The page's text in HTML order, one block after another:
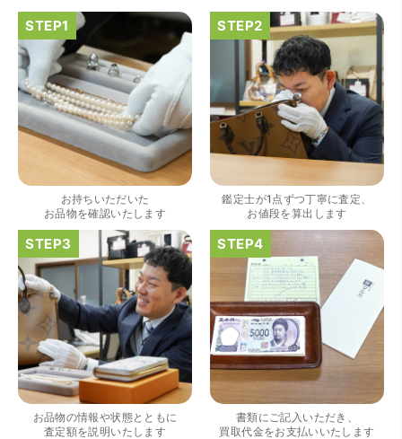
（大阪府大阪市）きれいにして頂いたうえで質入れ金額を
出していただいたのが初めてで感動しました。
（大阪府大阪市）すごく丁寧に対応して頂きました。 ホー
ムページの皆様の評価がとても良かったので、質屋自体初
めての利用でしたが、対応して頂きました担当の方もすご
く良かったです。 これから質屋をご利用される方は是非オ
ススメです。
お持ちいただいた
お品物を確認いたします
鑑定士が1点ずつ丁寧に査定、
お値段を算出します
お品物の情報や状態とともに
査定額を説明いたします
書類にご記入いただき、
買取代金をお支払いいたします